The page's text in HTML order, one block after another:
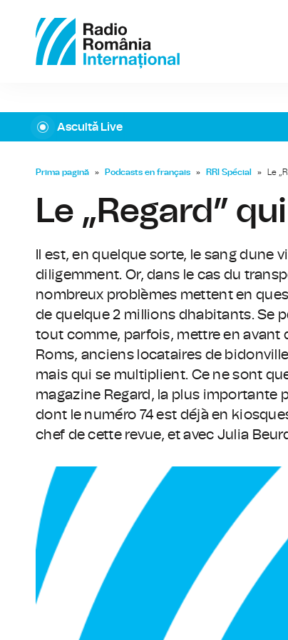
Ascultă Live
Prima pagină » Podcasts en français » RRI Spécial » Le
Le „Regard”
Il est, en quelque sorte, le sang dune
diligemment. Or, dans le cas du
nombreux problèmes mettent en
de quelque 2 millions dhabitants. Se
tout comme, parfois, mettre en avant
Roms, anciens locataires de
mais qui se multiplient. Ce ne sont
magazine Regard, la plus importante
dont le numéro 74 est déjà en
chef de cette revue, et avec Julia